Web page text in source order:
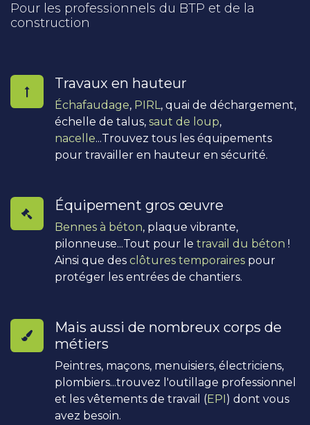
Pour les professionnels du BTP et de la
construction
Travaux en hauteur
Échafaudage, PIRL, quai de déchargement,
échelle de talus, saut de loup,
nacelle...Trouvez tous les équipements
pour travailler en hauteur en sécurité.
Équipement gros œuvre
Bennes à béton, plaque vibrante,
pilonneuse...Tout pour le travail du béton !
Ainsi que des clôtures temporaires pour
protéger les entrées de chantiers.
Mais aussi de nombreux corps de
métiers
Peintres, maçons, menuisiers, électriciens,
plombiers...trouvez l'outillage professionnel
et les vêtements de travail (EPI) dont vous
avez besoin.